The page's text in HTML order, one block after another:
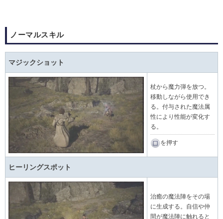
ノーマルスキル
マジックショット
杖から魔力弾を放つ。
移動しながら使用でき
る。付与された魔法属
性により性能が変化す
る。
を押す
ヒーリングスポット
治癒の魔法陣をその場
に生成する。自信や仲
間が魔法陣に触れると